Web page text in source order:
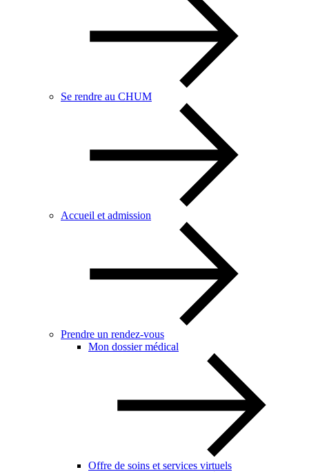
Se rendre au CHUM
Accueil et admission
Prendre un rendez-vous
Mon dossier médical
Offre de soins et services virtuels